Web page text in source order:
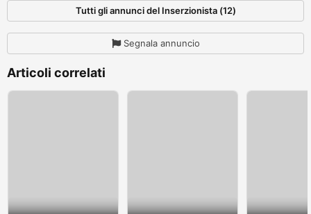
Tutti gli annunci del Inserzionista (12)
Segnala annuncio
Articoli correlati